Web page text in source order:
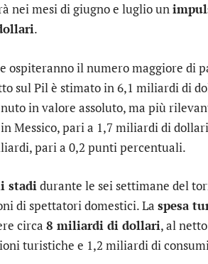
nei mesi di giugno e luglio un
.
ospiteranno il numero maggiore di
sul Pil è stimato in 6,1 miliardi di
in valore assoluto, ma più
Messico, pari a 1,7 miliardi di
pari a 0,2 punti percentuali.
stadidurante le sei settimane del
di spettatori domestici. La spesa
circa 8 miliardi di dollari, al
turistiche e 1,2 miliardi di